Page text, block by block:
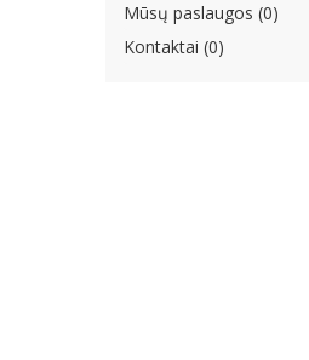
Mūsų paslaugos (0)
Kontaktai (0)